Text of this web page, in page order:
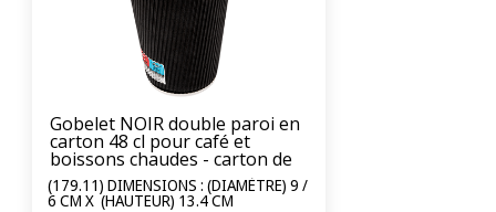
Gobelet NOIR double paroi en
carton 48 cl pour café et
boissons chaudes - carton de
500 unités
(179.11) DIMENSIONS : (DIAMÈTRE) 9 /
6 CM X (HAUTEUR) 13.4 CM